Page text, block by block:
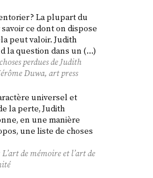
? La plupart du
ce dont on dispose
peut valoir. Judith
la question dans un (…)
perduesde Judith
Duwa,art press
universel et
la perte, Judith
en une manière
une liste de choses
de mémoire et l’art de